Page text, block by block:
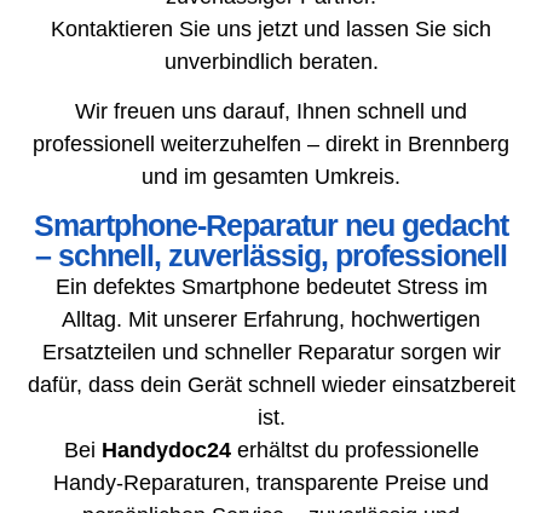
Kontaktieren Sie uns jetzt und lassen Sie sich
unverbindlich beraten.
Wir freuen uns darauf, Ihnen schnell und
professionell weiterzuhelfen – direkt in Brennberg
und im gesamten Umkreis.
Smartphone-Reparatur neu gedacht
– schnell, zuverlässig, professionell
Ein defektes Smartphone bedeutet Stress im
Alltag. Mit unserer Erfahrung, hochwertigen
Ersatzteilen und schneller Reparatur sorgen wir
dafür, dass dein Gerät schnell wieder einsatzbereit
ist.
Bei Handydoc24erhältst du professionelle
Handy-Reparaturen, transparente Preise und